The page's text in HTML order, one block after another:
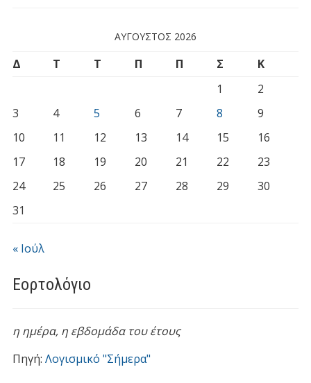
ΑΎΓΟΥΣΤΟΣ 2026
Δ Τ Τ Π Π Σ
Κ
1
2
3
4 5 6 7 8
9
10
11 12 13 14 15
16
17
18 19 20 21 22
23
24
25 26 27 28 29
30
31
« Ιούλ
Εορτολόγιο
η ημέρα, η εβδομάδα του έτους
Πηγή: Λογισμικό "Σήμερα"